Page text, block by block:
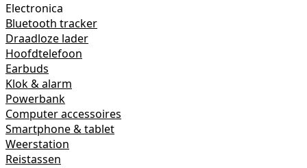
Electronica
Bluetooth tracker
Draadloze lader
Hoofdtelefoon
Earbuds
Klok & alarm
Powerbank
Computer accessoires
Smartphone & tablet
Weerstation
Reistassen